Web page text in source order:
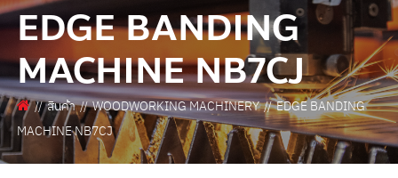
ชื่อบริษัท :
เบอร์ติดต่อกลับ * :
อีเมล * :
EDGE BANDING
MACHINE NB7CJ
สินค้า WOODWORKING MACHINERY
EDGE BANDING
MACHINE NB7CJ